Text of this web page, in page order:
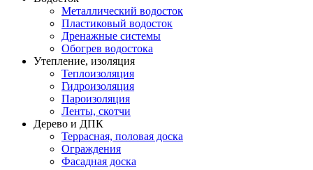
Металлический водосток
Пластиковый водосток
Дренажные системы
Обогрев водостока
Утепление, изоляция
Теплоизоляция
Гидроизоляция
Пароизоляция
Ленты, скотчи
Дерево и ДПК
Террасная, половая доска
Ограждения
Фасадная доска